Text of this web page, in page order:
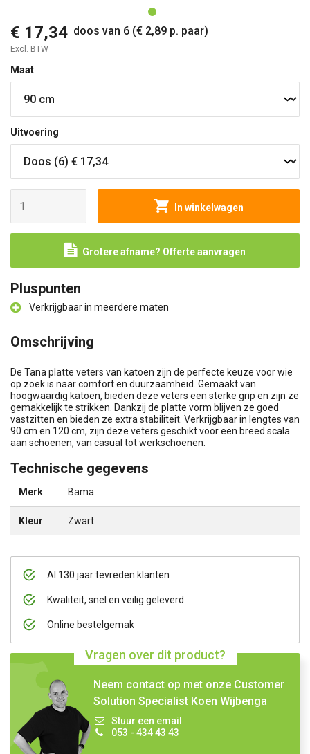
€ 17,34 doos van 6 (€ 2,89 p. paar)
Excl. BTW
Maat
Uitvoering
In winkelwagen
Grotere afname? Offerte aanvragen
Al 130 jaar tevreden klanten
Kwaliteit, snel en veilig geleverd
Online bestelgemak
Vragen over dit product?
Neem contact op met onze Customer
Solution Specialist Koen Wijbenga
Stuur een email
053 - 434 43 43
Pluspunten
Verkrijgbaar in meerdere maten
Omschrijving
De Tana platte veters van katoen zijn de perfecte keuze voor wie
op zoek is naar comfort en duurzaamheid. Gemaakt van
hoogwaardig katoen, bieden deze veters een sterke grip en zijn ze
gemakkelijk te strikken. Dankzij de platte vorm blijven ze goed
vastzitten en bieden ze extra stabiliteit. Verkrijgbaar in lengtes van
90 cm en 120 cm, zijn deze veters geschikt voor een breed scala
aan schoenen, van casual tot werkschoenen.
Technische gegevens
Merk Bama
Kleur Zwart